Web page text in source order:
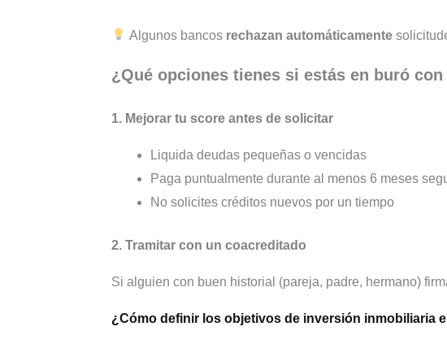
Algunos bancos rechazan automáticamente
¿Qué opciones tienes si estás en buró
1. Mejorar tu score antes de solicitar
Liquida deudas pequeñas o vencidas
Paga puntualmente durante al menos 6 meses
No solicites créditos nuevos por un tiempo
2. Tramitar con un coacreditado
Si alguien con buen historial (pareja, padre, hermano)
¿Cómo definir los objetivos de inversión inmobiliaria